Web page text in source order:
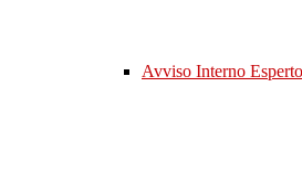
Avviso Interno